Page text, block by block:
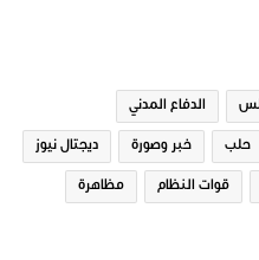
الدفاع المدني
حلب خبر وصورة ديجتال نيوز
قوات النظام مظاهرة